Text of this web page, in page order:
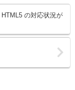
の対応状況が